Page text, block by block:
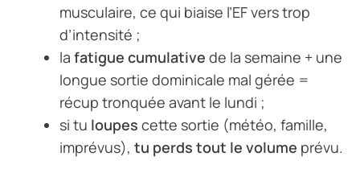
musculaire, ce qui biaise l’EF vers trop
d’intensité ;
la fatigue cumulative de la semaine + une
longue sortie dominicale mal gérée =
récup tronquée avant le lundi ;
si tu loupes cette sortie (météo, famille,
imprévus), tu perds tout le volume prévu.